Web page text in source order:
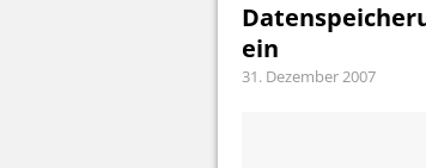
ein
31. Dezember 2007